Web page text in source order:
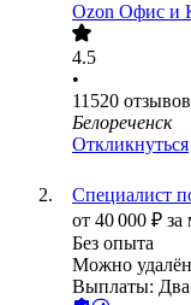
Ozon Офис и
4.5
•
11520 отзывов
Белореченск
Откликнуться
Специалист
от 40 000 ₽ за
Без опыта
Можно
Выплаты: Два